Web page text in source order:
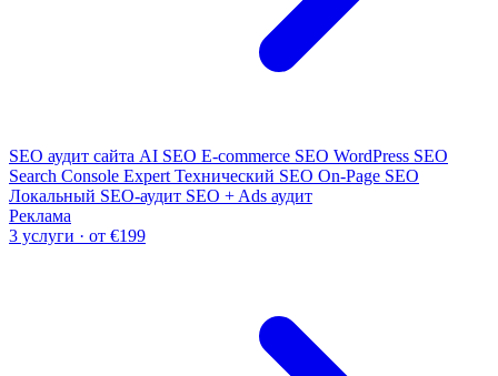
SEO аудит сайта AI SEO E-commerce SEO WordPress SEO
Search Console Expert Технический SEO On-Page SEO
Локальный SEO-аудит SEO + Ads аудит
Реклама
3 услуги · от €199